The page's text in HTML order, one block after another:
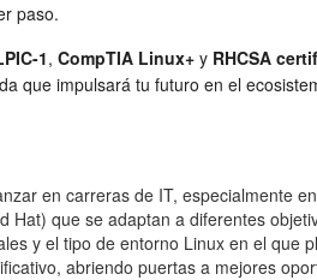
paso.
1, CompTIA Linux+ y RHCSA
que impulsará tu futuro en el
en carreras de IT, especialmente
que se adaptan a diferentes
y el tipo de entorno Linux en el que
abriendo puertas a mejores